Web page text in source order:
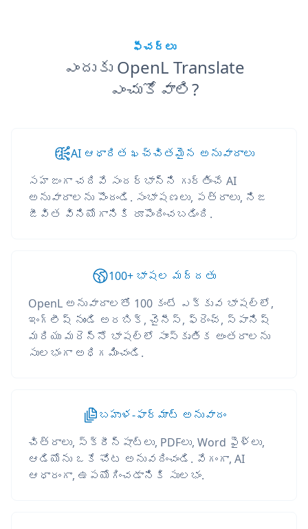
ఫీచర్లు
ఎందుకు OpenL Translate
ఎంచుకోవాలి?
AI ఆధారిత ఖచ్చితమైన అనువాదాలు
సహజంగా చదివే సందర్భాన్ని గుర్తించే AI
అనువాదాలను పొందండి. సంభాషణలు, పత్రాలు, నిజ
జీవిత వినియోగానికి రూపొందించబడింది.
100+ భాషల మద్దతు
OpenL అనువాదాలతో 100 కంటే ఎక్కువ భాషల్లో,
ఇంగ్లీష్ నుండి అరబిక్, చైనీస్, ఫ్రెంచ్, స్పానిష్
మరియు మరెన్నో భాషల్లో సాంస్కృతిక అంతరాలను
సులభంగా అధిగమించండి.
బహుళ-ఫార్మాట్ అనువాదం
చిత్రాలు, స్క్రీన్‌షాట్‌లు, PDFలు, Word ఫైళ్లు,
ఆడియోను ఒకే చోట అనువదించండి. వేగంగా, AI
ఆధారంగా, ఉపయోగించడానికి సులభం.